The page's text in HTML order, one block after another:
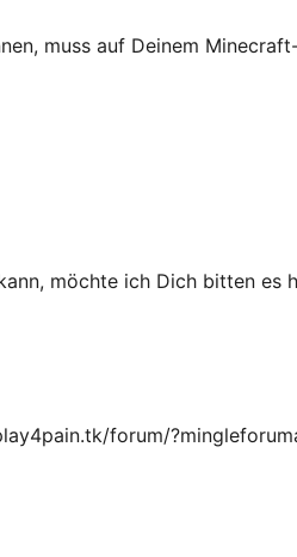
muss auf Deinem
möchte ich Dich bitten
forum/